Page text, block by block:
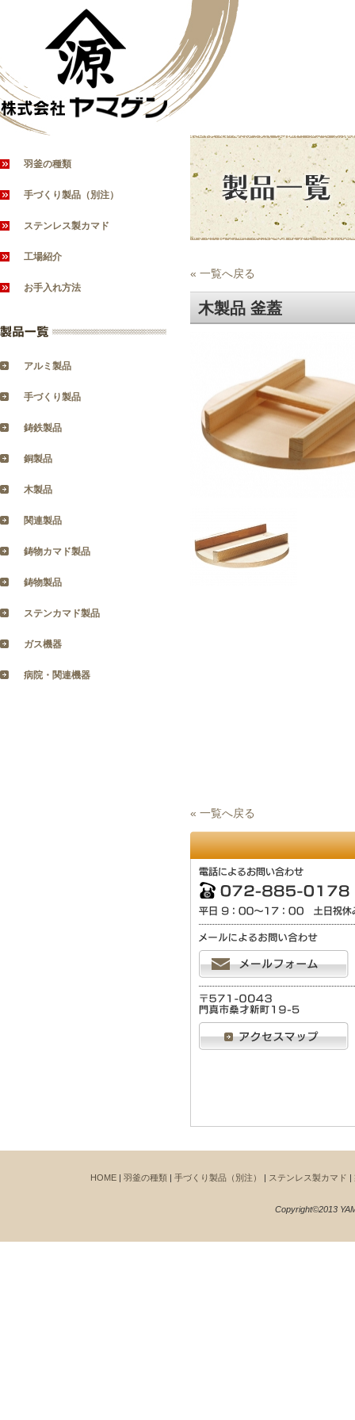
羽釜の種類
手づくり製品（別注）
ステンレス製カマド
工場紹介
お手入れ方法
アルミ製品
手づくり製品
鋳鉄製品
銅製品
木製品
関連製品
鋳物カマド製品
鋳物製品
ステンカマド製品
ガス機器
病院・関連機器
« 一覧へ戻る
木製品 釜蓋
« 一覧へ戻る
HOME | 羽釜の種類 | 手づくり製品（別注） | ステンレス製カマド |
Copyright©2013